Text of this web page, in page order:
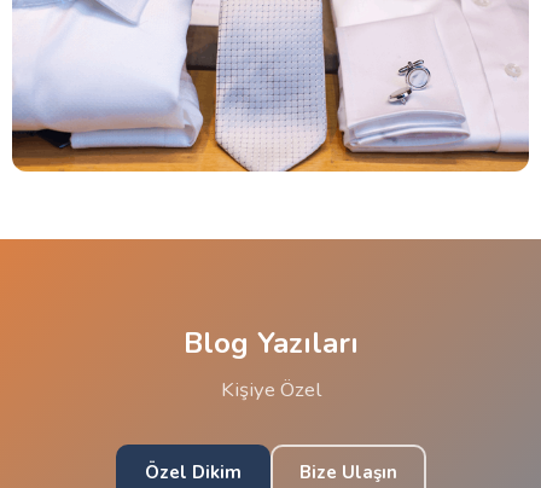
Blog Yazıları
Kişiye Özel
Özel Dikim Bize Ulaşın